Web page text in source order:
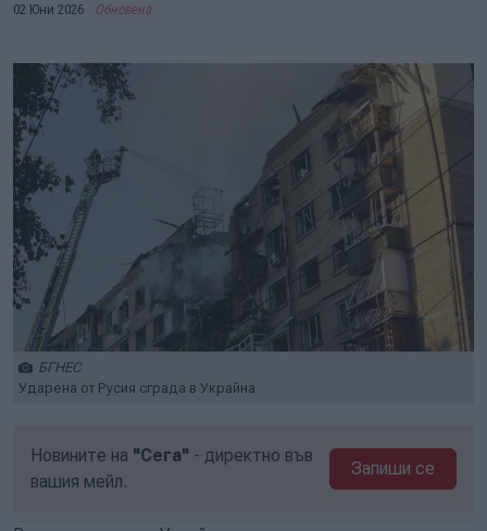
02 Юни 2026 Обновена
БГНЕС
Ударена от Русия сграда в Украйна
Новините на "Сега" - директно във
вашия мейл.
Запиши се